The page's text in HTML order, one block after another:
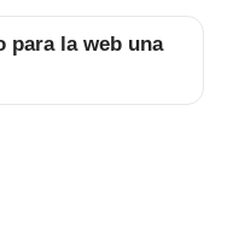
para la web una